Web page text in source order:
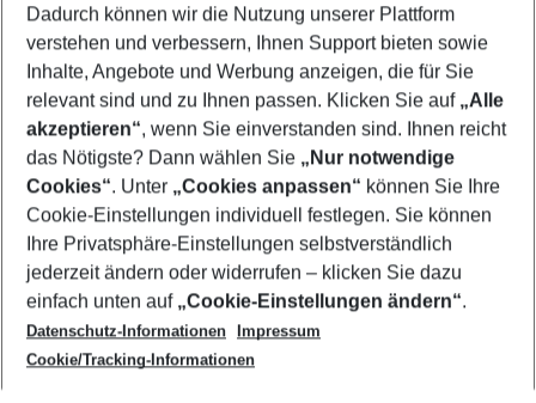
Mehr Filter anzeigen
Footer
Footer navigation
Über uns
AGB
Cookie-Einstellungen ändern
Cookie-Richtlinie
Datenschutz
Service & Hilfe
Barrierefreies Reisen
Check-in
Folgen Sie uns
Dadurch können wir die Nutzung unserer Plattform
verstehen und verbessern, Ihnen Support bieten sowie
Inhalte, Angebote und Werbung anzeigen, die für Sie
relevant sind und zu Ihnen passen. Klicken Sie auf „Alle
akzeptieren“, wenn Sie einverstanden sind. Ihnen reicht
das Nötigste? Dann wählen Sie „Nur notwendige
Cookies“. Unter „Cookies anpassen“ können Sie Ihre
Cookie-Einstellungen individuell festlegen. Sie können
Ihre Privatsphäre-Einstellungen selbstverständlich
jederzeit ändern oder widerrufen – klicken Sie dazu
einfach unten auf „Cookie-Einstellungen ändern“.
Datenschutz-Informationen
Impressum
Cookie/Tracking-Informationen